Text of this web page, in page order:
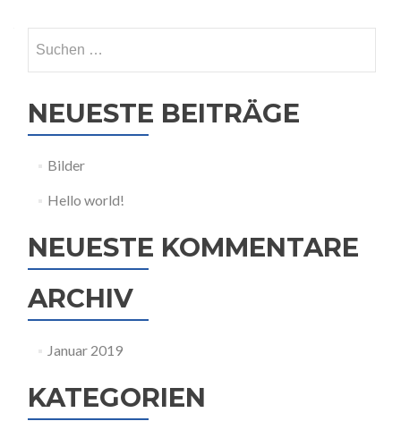
nach:
NEUESTE BEITRÄGE
Bilder
Hello world!
NEUESTE KOMMENTARE
ARCHIV
Januar 2019
KATEGORIEN